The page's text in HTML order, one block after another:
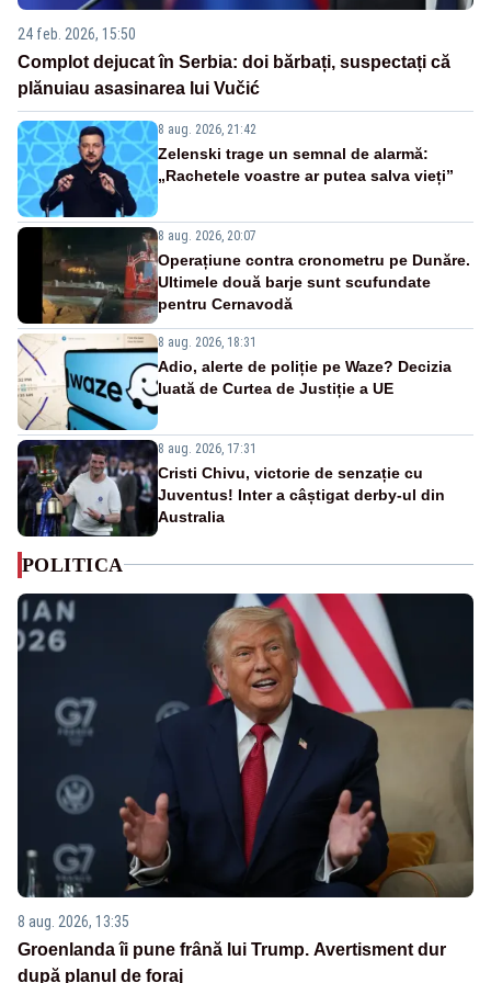
24 feb. 2026, 15:50
Complot dejucat în Serbia: doi bărbați, suspectați că
plănuiau asasinarea lui Vučić
8 aug. 2026, 21:42
Zelenski trage un semnal de alarmă:
„Rachetele voastre ar putea salva vieți”
8 aug. 2026, 20:07
Operațiune contra cronometru pe Dunăre.
Ultimele două barje sunt scufundate
pentru Cernavodă
8 aug. 2026, 18:31
Adio, alerte de poliție pe Waze? Decizia
luată de Curtea de Justiție a UE
8 aug. 2026, 17:31
Cristi Chivu, victorie de senzație cu
Juventus! Inter a câștigat derby-ul din
Australia
POLITICA
8 aug. 2026, 13:35
Groenlanda îi pune frână lui Trump. Avertisment dur
după planul de foraj